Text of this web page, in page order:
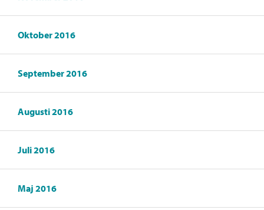
Oktober 2016
September 2016
Augusti 2016
Juli 2016
Maj 2016